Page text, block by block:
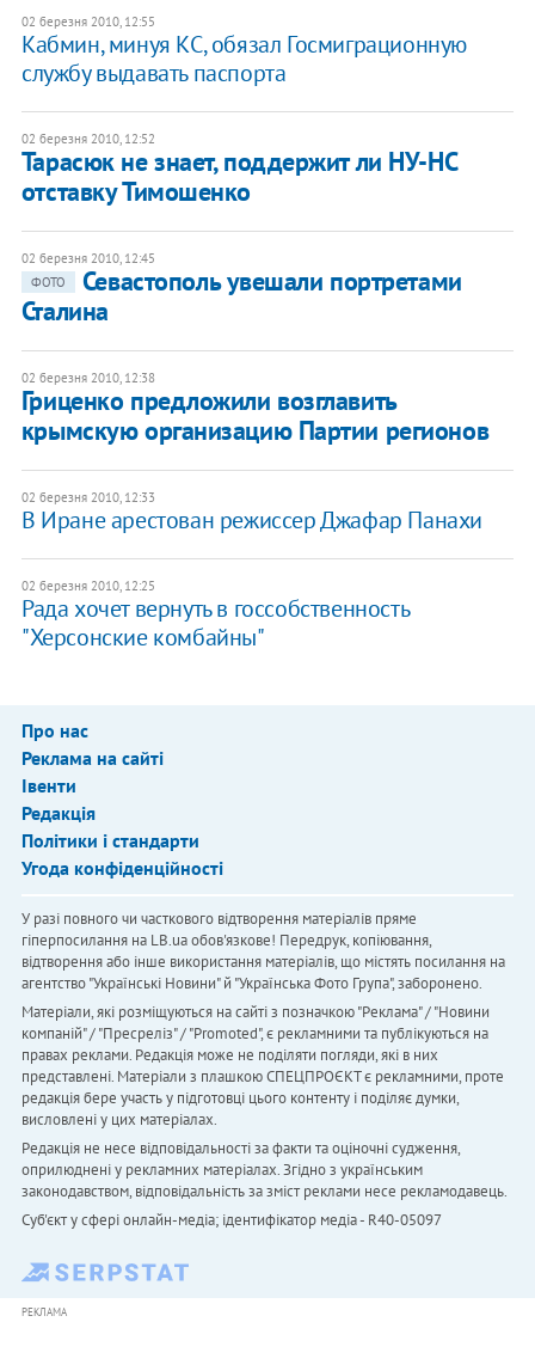
02 березня 2010, 12:55
Кабмин, минуя КС, обязал Госмиграционную
службу выдавать паспорта
02 березня 2010, 12:52
Тарасюк не знает, поддержит ли НУ-НС
отставку Тимошенко
02 березня 2010, 12:45
ФОТО
Севастополь увешали портретами
Сталина
02 березня 2010, 12:38
Гриценко предложили возглавить
крымскую организацию Партии регионов
02 березня 2010, 12:33
В Иране арестован режиссер Джафар Панахи
02 березня 2010, 12:25
Рада хочет вернуть в госсобственность
"Херсонские комбайны"
Про нас
Реклама на сайті
Івенти
Редакція
Політики і стандарти
Угода конфіденційності
У разі повного чи часткового відтворення матеріалів пряме
гіперпосилання на LB.ua обов'язкове! Передрук, копіювання,
відтворення або інше використання матеріалів, що містять посилання на
агентство "Українськi Новини" й "Українська Фото Група", заборонено.
Матеріали, які розміщуються на сайті з позначкою "Реклама" / "Новини
компаній" / "Пресреліз" / "Promoted", є рекламними та публікуються на
правах реклами. Редакція може не поділяти погляди, які в них
представлені. Матеріали з плашкою СПЕЦПРОЄКТ є рекламними, проте
редакція бере участь у підготовці цього контенту і поділяє думки,
висловлені у цих матеріалах.
Редакція не несе відповідальності за факти та оціночні судження,
оприлюднені у рекламних матеріалах. Згідно з українським
законодавством, відповідальність за зміст реклами несе рекламодавець.
Cуб'єкт у сфері онлайн-медіа; ідентифікатор медіа - R40-05097
РЕКЛАМА